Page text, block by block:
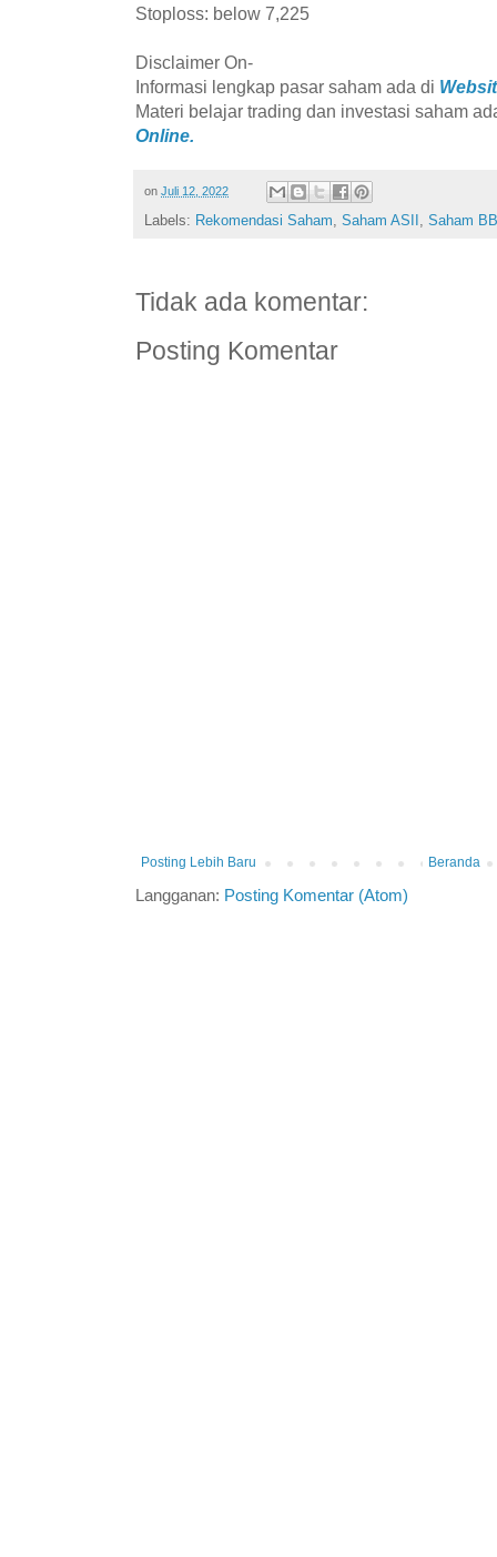
Stoploss: below 7,225
Disclaimer On-
Informasi lengkap pasar saham ada di
Materi belajar trading dan investasi saham
Online.
on Juli 12, 2022
Labels: Rekomendasi Saham, Saham ASII , Saham
Tidak ada komentar:
Posting Komentar
Posting Lebih Baru Beranda
Langganan: Posting Komentar (Atom)